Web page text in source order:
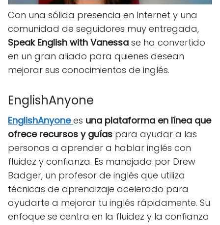
Con una sólida presencia en Internet y una
comunidad de seguidores muy entregada,
Speak English with Vanessa se ha convertido
en un gran aliado para quienes desean
mejorar sus conocimientos de inglés.
EnglishAnyone
EnglishAnyonees una plataforma en línea que
ofrece recursos y guías para ayudar a las
personas a aprender a hablar inglés con
fluidez y confianza. Es manejada por Drew
Badger, un profesor de inglés que utiliza
técnicas de aprendizaje acelerado para
ayudarte a mejorar tu inglés rápidamente. Su
enfoque se centra en la fluidez y la confianza